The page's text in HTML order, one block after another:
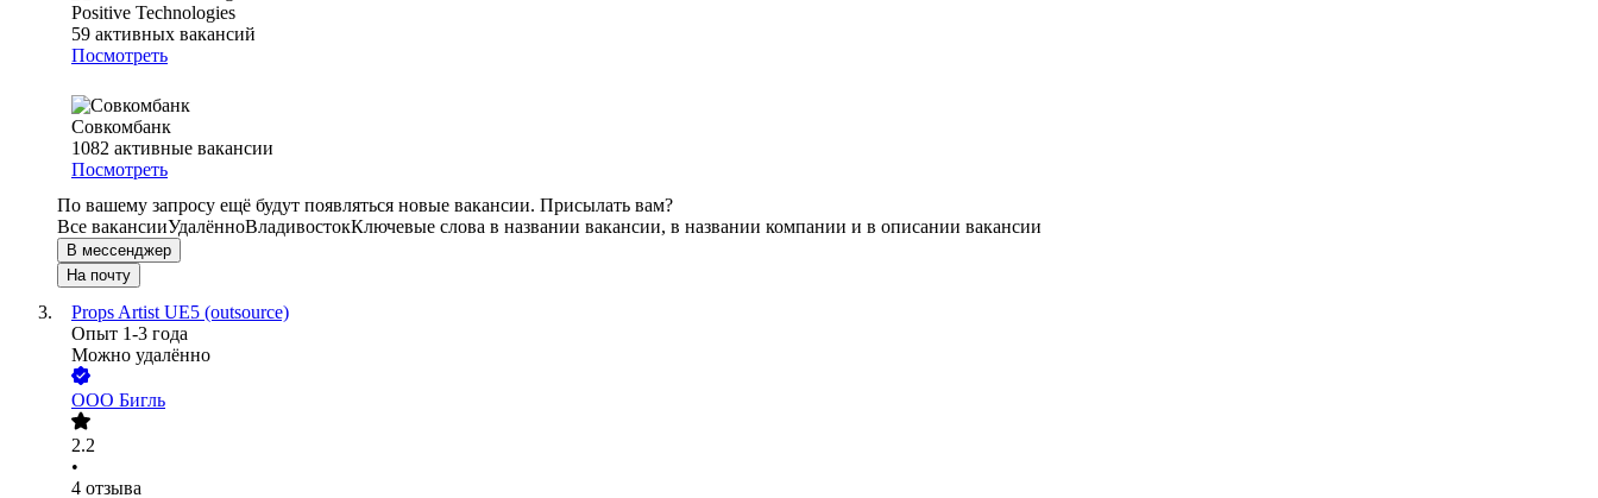
Positive Technologies
59 активных вакансий
Посмотреть
Совкомбанк
1082 активные вакансии
Посмотреть
По вашему запросу ещё будут появляться новые вакансии. Присылать вам?
Все вакансииУдалённоВладивостокКлючевые слова в названии вакансии, в названии компании и в описании вакансии
В мессенджер
На почту
Props Artist UE5 (outsource)
Опыт 1-3 года
Можно удалённо
ООО Бигль
2.2
•
4 отзыва